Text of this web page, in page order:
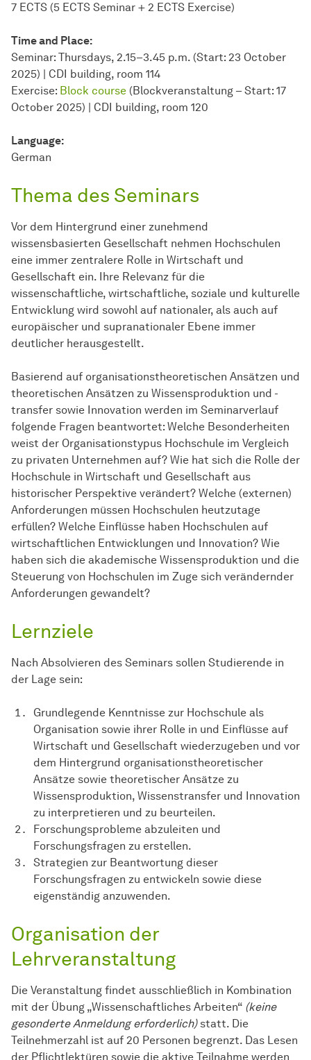
7 ECTS (5 ECTS Seminar + 2 ECTS Exercise)
Time and Place:
Seminar: Thursdays, 2.15–3.45 p.m. (Start: 23 October
2025) | CDI building, room 114
Exercise: Block course (Blockveranstaltung – Start: 17
October 2025) | CDI building, room 120
Language:
German
Thema des Seminars
Vor dem Hintergrund einer zunehmend
wissensbasierten Gesellschaft nehmen Hochschulen
eine immer zentralere Rolle in Wirtschaft und
Gesellschaft ein. Ihre Relevanz für die
wissenschaftliche, wirtschaftliche, soziale und kulturelle
Entwicklung wird sowohl auf nationaler, als auch auf
europäischer und supranationaler Ebene immer
deutlicher herausgestellt.
Basierend auf organisationstheoretischen Ansätzen und
theoretischen Ansätzen zu Wissensproduktion und -
transfer sowie Innovation werden im Seminarverlauf
folgende Fragen beantwortet: Welche Besonderheiten
weist der Organisationstypus Hochschule im Vergleich
zu privaten Unternehmen auf? Wie hat sich die Rolle der
Hochschule in Wirtschaft und Gesellschaft aus
historischer Perspektive verändert? Welche (externen)
Anforderungen müssen Hochschulen heutzutage
erfüllen? Welche Einflüsse haben Hochschulen auf
wirtschaftlichen Entwicklungen und Innovation? Wie
haben sich die akademische Wissensproduktion und die
Steuerung von Hochschulen im Zuge sich verändernder
Anforderungen gewandelt?
Lernziele
Nach Absolvieren des Seminars sollen Studierende in
der Lage sein:
Grundlegende Kenntnisse zur Hochschule als
Organisation sowie ihrer Rolle in und Einflüsse auf
Wirtschaft und Gesellschaft wiederzugeben und vor
dem Hintergrund organisationstheoretischer
Ansätze sowie theoretischer Ansätze zu
Wissensproduktion, Wissenstransfer und Innovation
zu interpretieren und zu beurteilen.
Forschungsprobleme abzuleiten und
Forschungsfragen zu erstellen.
Strategien zur Beantwortung dieser
Forschungsfragen zu entwickeln sowie diese
eigenständig anzuwenden.
Organisation der
Lehrveranstaltung
Die Veranstaltung findet ausschließlich in Kombination
mit der Übung „Wissenschaftliches Arbeiten“ (keine
gesonderte Anmeldung erforderlich)statt. Die
Teilnehmerzahl ist auf 20 Personen begrenzt. Das Lesen
der Pflichtlektüren sowie die aktive Teilnahme werden